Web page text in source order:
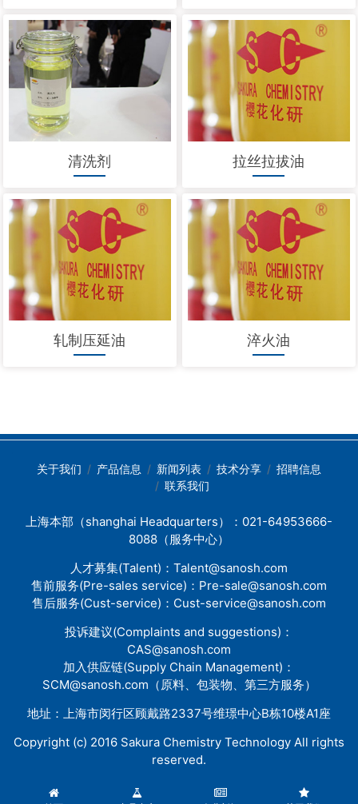
清洗剂 拉丝拉拔油
轧制压延油 淬火油
关于我们 产品信息 新闻列表 技术分享
招聘信息
联系我们
上海本部（shanghai Headquarters）：021-64953666-
8088（服务中心）
人才募集(Talent)： Talent@sanosh.com
售前服务(Pre-sales service)： Pre-sale@sanosh.com
售后服务(Cust-service)： Cust-service@sanosh.com
投诉建议(Complaints and suggestions)：
CAS@sanosh.com
加入供应链(Supply Chain Management)：
SCM@sanosh.com （原料、包装物、第三方服务）
地址：上海市闵行区顾戴路2337号维璟中心B栋10楼A1座
Copyright (c) 2016 Sakura Chemistry Technology All rights
reserved.